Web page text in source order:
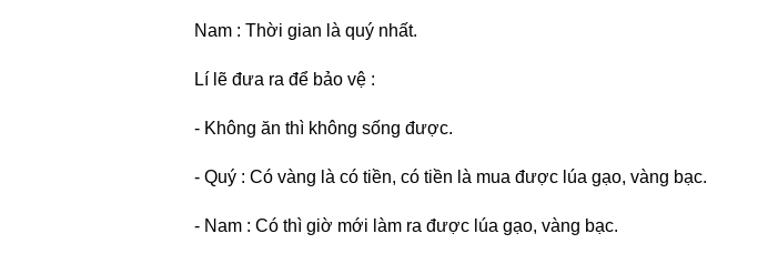
Nam : Thời gian là quý nhất.
Lí lẽ đưa ra để bảo vệ :
- Không ăn thì không sống được.
- Quý : Có vàng là có tiền, có tiền là mua được lúa gạo, vàng bạc.
- Nam : Có thì giờ mới làm ra được lúa gạo, vàng bạc.